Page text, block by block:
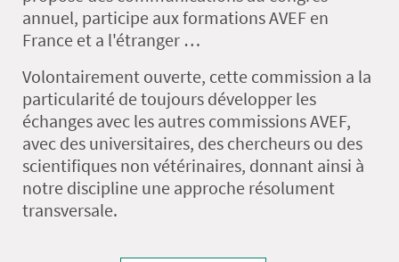
annuel, participe aux formations AVEF en
France et a l'étranger …
Volontairement ouverte, cette commission a la
particularité de toujours développer les
échanges avec les autres commissions AVEF,
avec des universitaires, des chercheurs ou des
scientifiques non vétérinaires, donnant ainsi à
notre discipline une approche résolument
transversale.